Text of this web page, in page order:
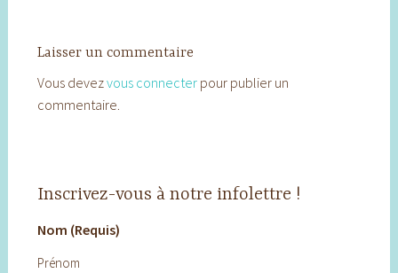
Laisser un commentaire
Vous devezvous connecterpour publier un
commentaire.
Inscrivez-vous à notre infolettre !
Nom (Requis)
Prénom